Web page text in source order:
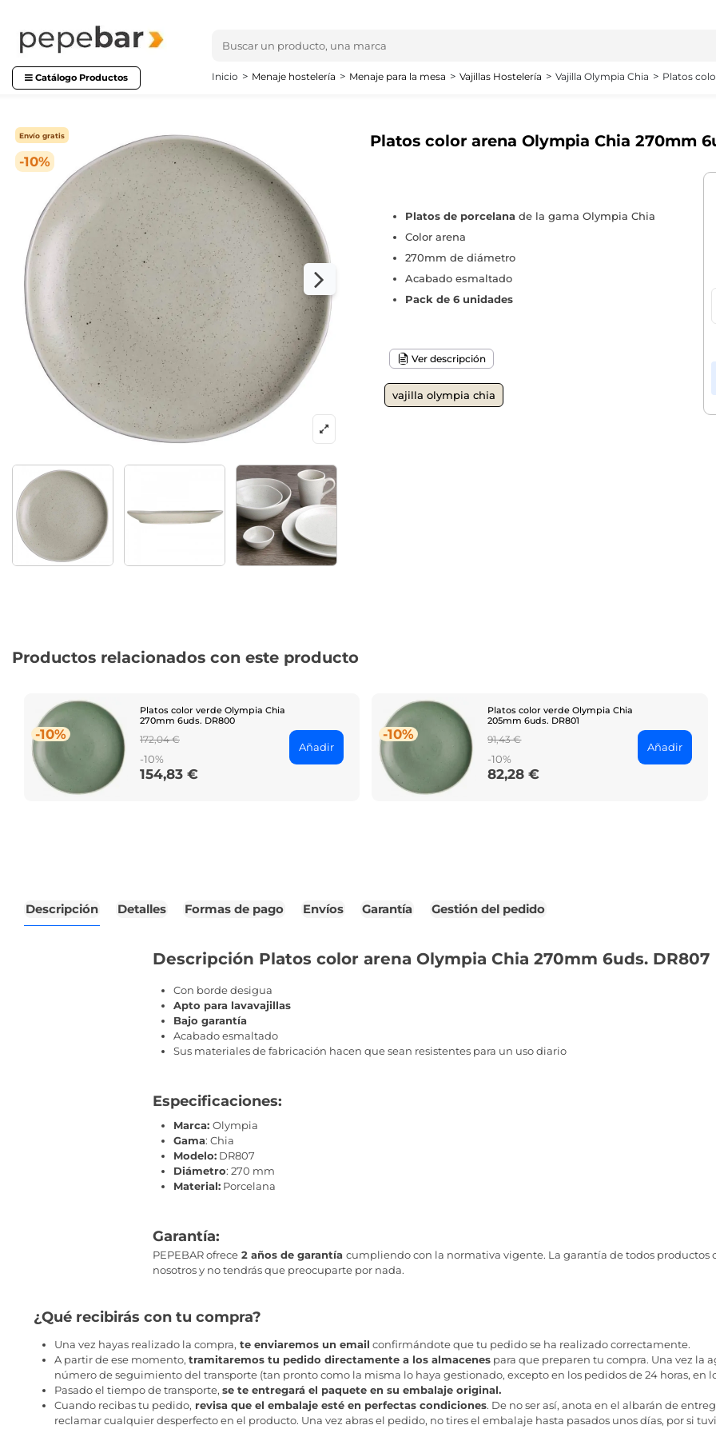
Catálogo Productos Inicio Menaje hostelería Menaje para la mesa Vajillas Hostelería Vajilla Olympia Chia Platos
-10%
Envío gratis Platos color arena Olympia Chia 270mm
Platos de porcelanade la gama Olympia Chia
Color arena
270mm de diámetro
Acabado esmaltado
Pack de 6 unidades
Ver descripción
vajilla olympia chia
Productos relacionados con este producto
-10%
Platos color verde Olympia Chia
270mm 6uds. DR800
Regular
price
172,04 €
-10%
Price
154,83 €
Añadir
-10%
Platos color verde Olympia Chia
205mm 6uds. DR801
Regular
price
91,43 €
-10%
Price
82,28 €
Añadir
Descripción Detalles Formas de pago Envíos Garantía Gestión del pedido
Descripción Platos color arena Olympia Chia 270mm 6uds. DR807
Con borde desigua
Apto para lavavajillas
Bajo garantía
Acabado esmaltado
Sus materiales de fabricación hacen que sean resistentes para un uso diario
Especificaciones:
Marca: Olympia
Gama: Chia
Modelo: DR807
Diámetro: 270 mm
Material: Porcelana
Garantía:
PEPEBAR ofrece 2 años de garantía cumpliendo con la normativa vigente. La garantía de todos productos
nosotros y no tendrás que preocuparte por nada.
¿Qué recibirás con tu compra?
Una vez hayas realizado la compra, te enviaremos un email confirmándote que tu pedido se ha realizado correctamente.
A partir de ese momento, tramitaremos tu pedido directamente a los almacenespara que preparen tu compra. Una vez la
número de seguimiento del transporte (tan pronto como la misma lo haya gestionado, excepto en los pedidos de 24 horas, en
Pasado el tiempo de transporte, se te entregará el paquete en su embalaje original.
Cuando recibas tu pedido, revisa que el embalaje esté en perfectas condiciones. De no ser así, anota en el albarán de
reclamar cualquier desperfecto en el producto. Una vez abras el pedido, no tires el embalaje hasta pasados unos días, por si